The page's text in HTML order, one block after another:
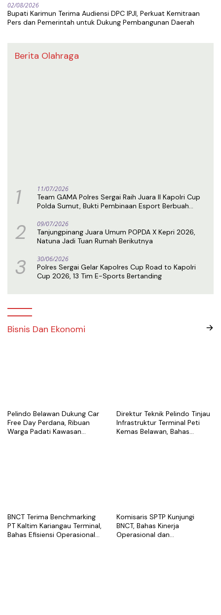
02/08/2026
Bupati Karimun Terima Audiensi DPC IPJI, Perkuat Kemitraan
Pers dan Pemerintah untuk Dukung Pembangunan Daerah
Berita Olahraga
1 11/07/2026
Team GAMA Polres Sergai Raih Juara II Kapolri Cup
Polda Sumut, Bukti Pembinaan Esport Berbuah
2 09/07/2026
Tanjungpinang Juara Umum POPDA X Kepri 2026,
Natuna Jadi Tuan Rumah Berikutnya
3 30/06/2026
Polres Sergai Gelar Kapolres Cup Road to Kapolri
Cup 2026, 13 Tim E-Sports Bertanding
Bisnis Dan Ekonomi
Pelindo Belawan Dukung Car
Free Day Perdana, Ribuan
Warga Padati Kawasan
Direktur Teknik Pelindo Tinjau
Infrastruktur Terminal Peti
Kemas Belawan, Bahas
BNCT Terima Benchmarking
PT Kaltim Kariangau Terminal,
Bahas Efisiensi Operasional
Komisaris SPTP Kunjungi
BNCT, Bahas Kinerja
Operasional dan